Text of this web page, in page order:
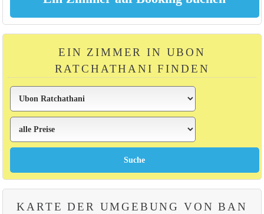
EIN ZIMMER IN UBON
RATCHATHANI FINDEN
KARTE DER UMGEBUNG VON BAN